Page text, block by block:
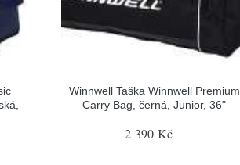
Winnwell Taška Winnwell Premium
Carry Bag, černá, Junior, 36"
2 390 Kč